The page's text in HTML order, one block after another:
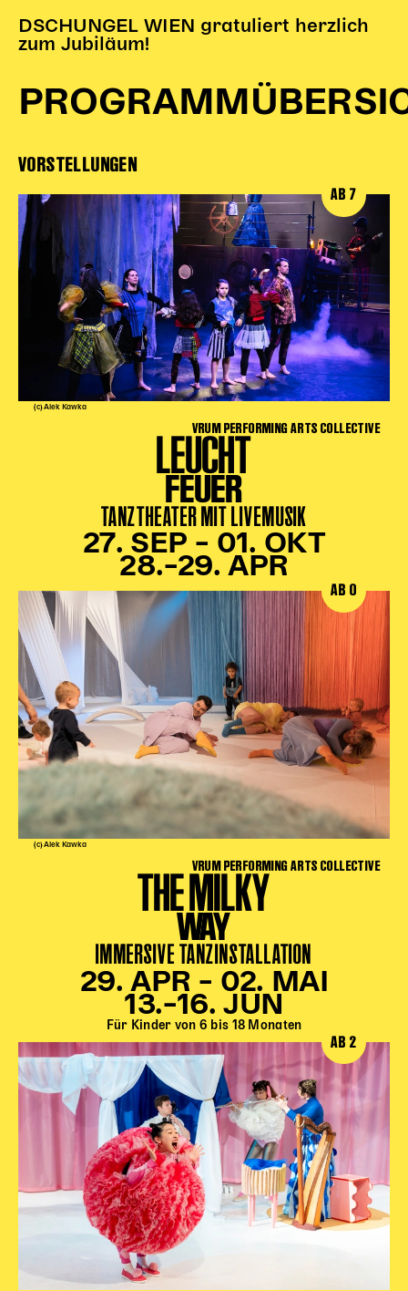
DSCHUNGEL WIEN gratuliert herzlich
zum Jubiläum!
VORSTELLUNGEN
(c) Alek Kawka
AB 7
VRUM PERFORMING ARTS COLLECTIVE
LEUCHT
FEUER
TANZTHEATER MIT LIVEMUSIK
27. SEP – 01. OKT
28.–29. APR
(c) Alek Kawka
AB 0
VRUM PERFORMING ARTS COLLECTIVE
THE MILKY
WAY
IMMERSIVE TANZINSTALLATION
29. APR – 02. MAI
13.–16. JUN
Für Kinder von 6 bis 18 Monaten
AB 2